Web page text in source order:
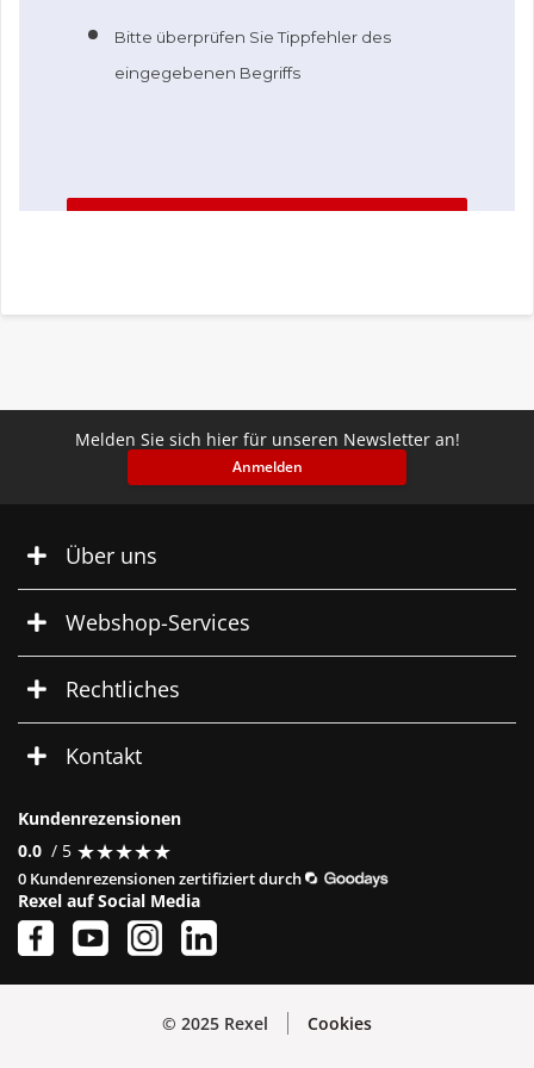
Melden Sie sich hier für unseren Newsletter an!
Anmelden
Über uns
Webshop-Services
Rechtliches
Kontakt
Kundenrezensionen
0.0 / 5 ★★★★★
★★★★★
0 Kundenrezensionen zertifiziert durch
Rexel auf Social Media
© 2025 Rexel Cookies